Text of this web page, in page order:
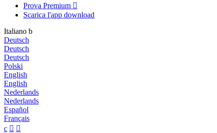
Prova Premium 
Scarica l'app download
Italiano b
Deutsch
Deutsch
Deutsch
Polski
English
English
Nederlands
Nederlands
Español
Français
c  